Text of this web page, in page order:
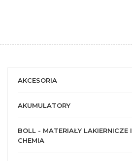
AKCESORIA
AKUMULATORY
BOLL - MATERIAŁY LAKIERNICZE I
CHEMIA